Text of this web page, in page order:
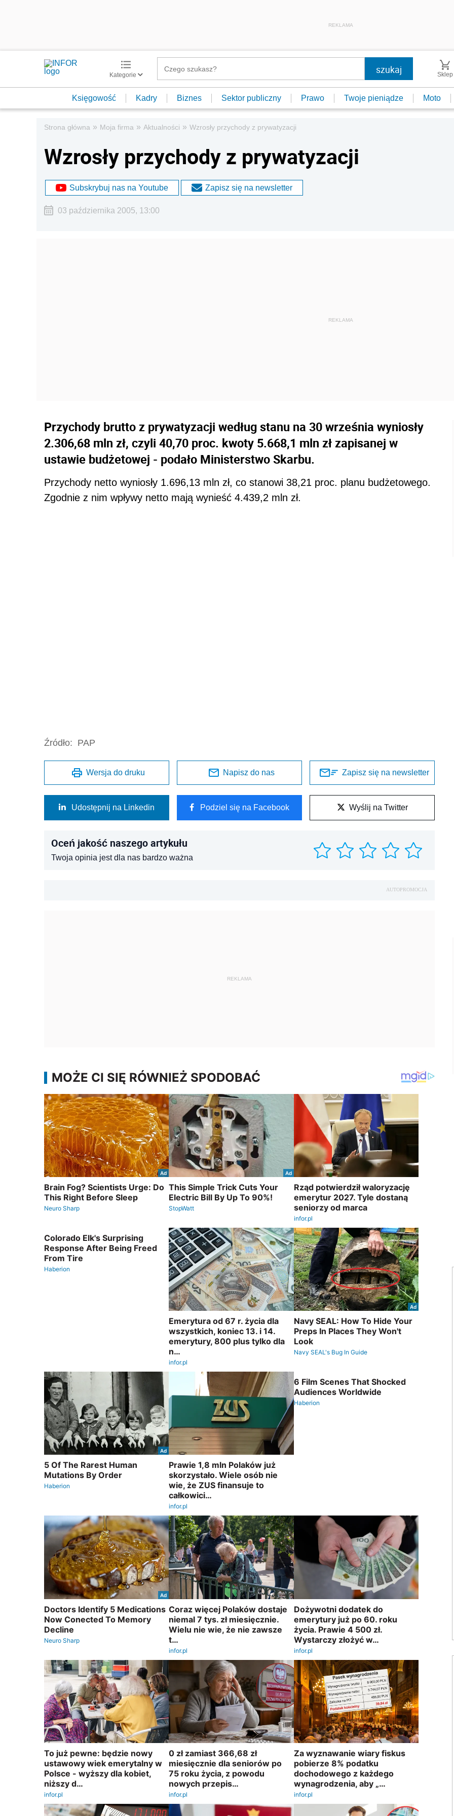
REKLAMA
Kategorie Sklep
Księgowość Kadry Biznes Sektor publiczny Prawo Twoje pieniądze Moto
Strona główna » Moja firma » Aktualności » Wzrosły przychody z prywatyzacji
Wzrosły przychody z prywatyzacji
Subskrybuj nas na Youtube Zapisz się na newsletter
03 października 2005, 13:00
Przychody brutto z prywatyzacji według stanu na 30 września wyniosły
2.306,68 mln zł, czyli 40,70 proc. kwoty 5.668,1 mln zł zapisanej w
ustawie budżetowej - podało Ministerstwo Skarbu.
Przychody netto wyniosły 1.696,13 mln zł, co stanowi 38,21 proc. planu budżetowego.
Zgodnie z nim wpływy netto mają wynieść 4.439,2 mln zł.
Źródło: PAP
Wersja do druku Napisz do nas Zapisz się na newsletter
Udostępnij na Linkedin Podziel się na Facebook Wyślij na Twitter
Oceń jakość naszego artykułu
Twoja opinia jest dla nas bardzo ważna
AUTOPROMOCJA
REKLAMA